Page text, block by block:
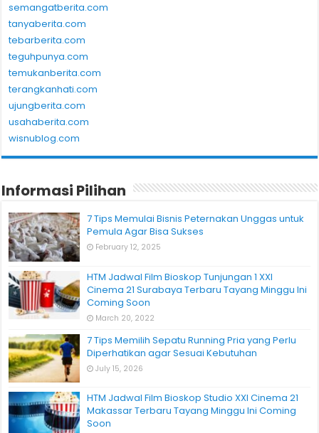
semangatberita.com
tanyaberita.com
tebarberita.com
teguhpunya.com
temukanberita.com
terangkanhati.com
ujungberita.com
usahaberita.com
wisnublog.com
Informasi Pilihan
7 Tips Memulai Bisnis Peternakan Unggas untuk
Pemula Agar Bisa Sukses
February 12, 2025
HTM Jadwal Film Bioskop Tunjungan 1 XXI
Cinema 21 Surabaya Terbaru Tayang Minggu Ini
Coming Soon
March 20, 2022
7 Tips Memilih Sepatu Running Pria yang Perlu
Diperhatikan agar Sesuai Kebutuhan
July 15, 2026
HTM Jadwal Film Bioskop Studio XXI Cinema 21
Makassar Terbaru Tayang Minggu Ini Coming
Soon